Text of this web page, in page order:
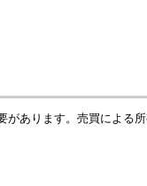
あります。売買による